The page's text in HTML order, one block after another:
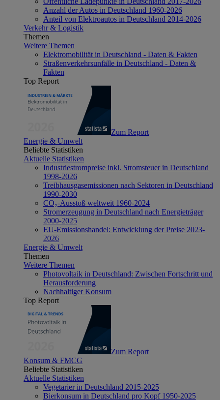
Anzahl der Autos in Deutschland 1960-2026
Anteil von Elektroautos in Deutschland 2014-2026
Verkehr & Logistik
Themen
Weitere Themen
Elektromobilität in Deutschland - Daten & Fakten
Straßenverkehrsunfälle in Deutschland - Daten &
Fakten
Top Report
Zum Report
Energie & Umwelt
Beliebte Statistiken
Aktuelle Statistiken
Industriestrompreise inkl. Stromsteuer in Deutschland
1998-2026
Treibhausgasemissionen nach Sektoren in Deutschland
1990-2030
CO₂-Ausstoß weltweit 1960-2024
Stromerzeugung in Deutschland nach Energieträger
2000-2025
EU-Emissionshandel: Entwicklung der Preise 2023-
2026
Energie & Umwelt
Themen
Weitere Themen
Photovoltaik in Deutschland: Zwischen Fortschritt und
Herausforderung
Nachhaltiger Konsum
Top Report
Zum Report
Konsum & FMCG
Beliebte Statistiken
Aktuelle Statistiken
Vegetarier in Deutschland 2015-2025
Bierkonsum in Deutschland pro Kopf 1950-2025